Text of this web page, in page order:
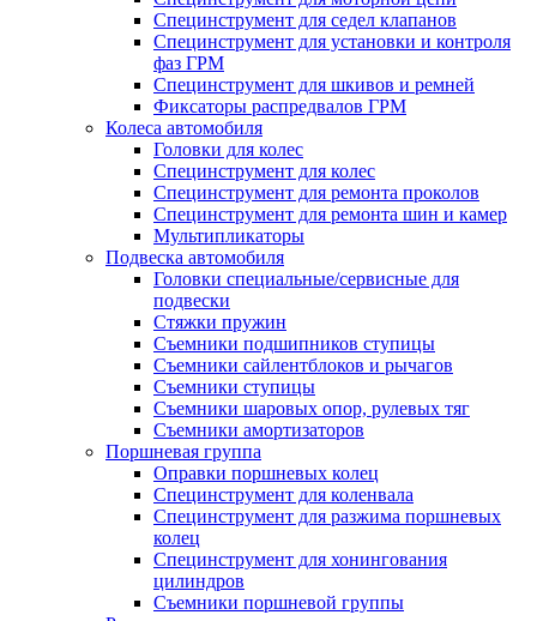
Специнструмент для седел клапанов
Специнструмент для установки и контроля
фаз ГРМ
Специнструмент для шкивов и ремней
Фиксаторы распредвалов ГРМ
Колеса автомобиля
Головки для колес
Специнструмент для колес
Специнструмент для ремонта проколов
Специнструмент для ремонта шин и камер
Мультипликаторы
Подвеска автомобиля
Головки специальные/сервисные для
подвески
Стяжки пружин
Съемники подшипников ступицы
Съемники сайлентблоков и рычагов
Съемники ступицы
Съемники шаровых опор, рулевых тяг
Съемники амортизаторов
Поршневая группа
Оправки поршневых колец
Специнструмент для коленвала
Специнструмент для разжима поршневых
колец
Специнструмент для хонингования
цилиндров
Съемники поршневой группы